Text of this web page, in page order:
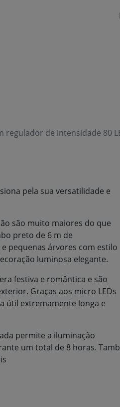
regulador de intensidade 80
pela sua versatilidade e
são muito maiores do que
preto de 6 m de
pequenas árvores com estilo
luminosa elegante.
festiva e romântica e são
Graças aos micro LEDs
útil extremamente longa e
permite a iluminação
um total de 8 horas.